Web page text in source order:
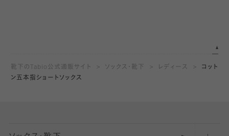
靴下のTabio公式通販サイト ソックス・靴下 レディース
コット
ン五本指ショートソックス